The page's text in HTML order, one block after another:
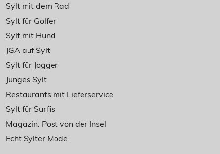
Sylt mit dem Rad
Sylt für Golfer
Sylt mit Hund
JGA auf Sylt
Sylt für Jogger
Junges Sylt
Restaurants mit Lieferservice
Sylt für Surfis
Magazin: Post von der Insel
Echt Sylter Mode